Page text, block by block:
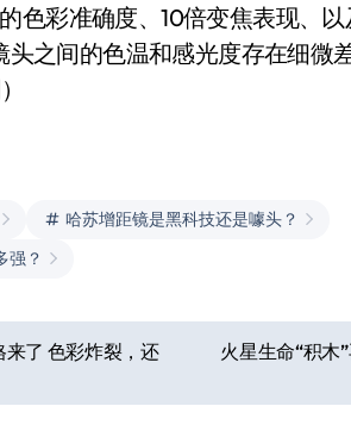
色彩准确度、10倍变焦表现、
头之间的色温和感光度存在细微
哈苏增距镜是黑科技还是噱头？
强？
来了 色彩炸裂，还
火星生命“积木